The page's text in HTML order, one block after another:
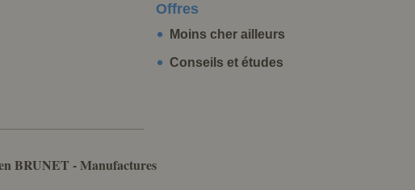
Offres
Moins cher ailleurs
Conseils et études
BRUNET - Manufactures